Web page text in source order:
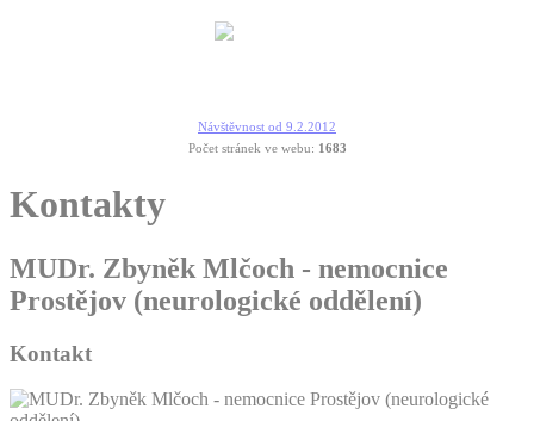
Návštěvnost od 9.2.2012
Počet stránek ve webu: 1683
Kontakty
MUDr. Zbyněk Mlčoch - nemocnice
Prostějov (neurologické oddělení)
Kontakt